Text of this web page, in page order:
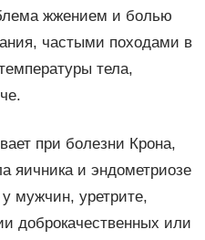
жжением и болью
частыми походами в
тела,
при болезни Крона,
яичника и эндометриозе
мужчин, уретрите,
доброкачественных или